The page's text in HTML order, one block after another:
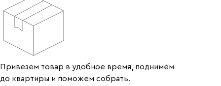
Привезем товар в удобное время, поднимем
до квартиры и поможем собрать.